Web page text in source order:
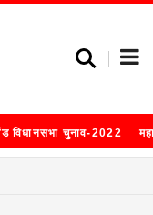
विधानसभा चुनाव-2022